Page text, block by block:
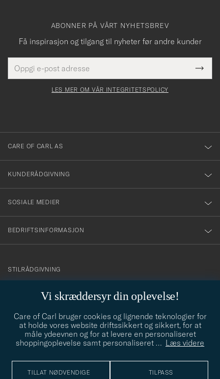
Vi skræddersyr din oplevelse!
Care of Carl bruger cookies og lignende teknologier for
at holde vores website driftssikkert og sikkert, for at
måle ydeevnen og for at levere en personaliseret
shoppingoplevelse samt personaliseret … Læs videre
TILLAT NØDVENDIGE TILPASS
ABONNER PÅ VÅRT NYHETSBREV
Få inspirasjon og tilgang til nyheter før andre kunder
postadresse
felt
Tack
för
dig
till
vårt
nyhetsbrev!
LES MER OM VÅR INTEGRITETSPOLICY
CARE OF CARL AS
KUNDERÅDGIVNING
SOSIALE MEDIER
BEDRIFTSINFORMASJON
info@careofcarl.no
STILRÅDGIVNING
STILRÅDGIVNING
© Care of Carl 2026